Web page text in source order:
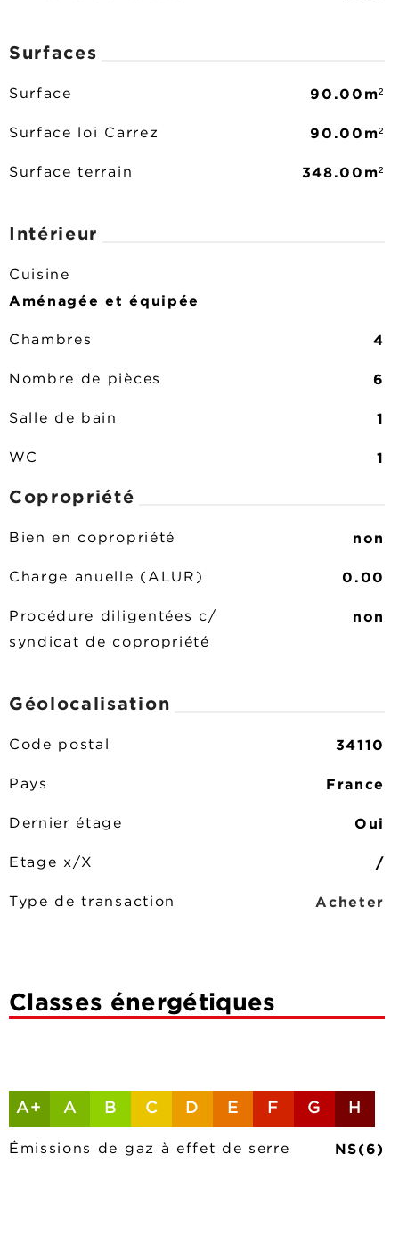
Surfaces
Surface 90.00m²
Surface loi Carrez 90.00m²
Surface terrain 348.00m²
Intérieur
Cuisine
Aménagée et équipée
Chambres 4
Nombre de pièces 6
Salle de bain 1
WC 1
Copropriété
Bien en copropriété non
Charge anuelle (ALUR) 0.00
Procédure diligentées c/
syndicat de copropriété
non
Géolocalisation
Code postal 34110
Pays France
Dernier étage Oui
Etage x/X /
Type de transaction Acheter
Classes énergétiques
A+ A B C D E F G H
Émissions de gaz à effet de serre NS(6)